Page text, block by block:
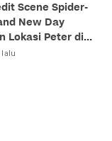
Scene Spider-
New Day
Lokasi Peter di
lalu